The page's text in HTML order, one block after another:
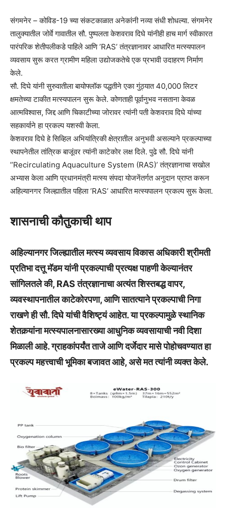
संगमनेर – कोविड-19 च्या संकटकाळात अनेकांनी नव्या संधी शोधल्या. संगमनेर
तालुक्यातील जोर्वे गावातील सौ. पुष्पलता केशवराव दिघे यांनीही हाच मार्ग स्वीकारत
पारंपरिक शेतीपलीकडे पाहिले आणि ’RAS’ तंत्रज्ञानावर आधारित मत्स्यपालन
व्यवसाय सुरू करत ग्रामीण महिला उद्योजकतेचे एक प्रभावी उदाहरण निर्माण
केले.
सौ. दिघे यांनी सुरुवातीला बायोफ्लॉक पद्धतीने एका गुंठ्यात 40,000 लिटर
क्षमतेच्या टाकीत मत्स्यपालन सुरू केले. कोणताही पूर्वानुभव नसताना केवळ
आत्मविश्‍वास, जिद्द आणि चिकाटीच्या जोरावर त्यांनी पती केशवराव दिघे यांच्या
सहकार्याने हा प्रकल्प यशस्वी केला.
केशवराव दिघे हे सिव्हिल अभियांत्रिकी क्षेत्रातील अनुभवी असल्याने प्रकल्पाच्या
स्थापनेतील तांत्रिक बाजूंवर त्यांनी काटेकोर लक्ष दिले. पुढे सौ. दिघे यांनी
’’Recirculating Aquaculture System (RAS)’ तंत्रज्ञानाचा सखोल
अभ्यास केला आणि प्रधानमंत्री मत्स्य संपदा योजनेंतर्गत अनुदान प्राप्त करून
अहिल्यानगर जिल्ह्यातील पहिला ’RAS’ आधारित मत्स्यपालन प्रकल्प सुरू केला.
शासनाची कौतुकाची थाप
अहिल्यानगर जिल्ह्यातील मत्स्य व्यवसाय विकास अधिकारी श्रीमती
प्रतिभा दत्तू मॅडम यांनी प्रकल्पाची प्रत्यक्ष पाहणी केल्यानंतर
सांगिलतले की, RAS तंत्रज्ञानाचा अत्यंत शिस्तबद्ध वापर,
व्यवस्थापनातील काटेकोरपणा, आणि सातत्याने प्रकल्पाची निगा
राखणे ही सौ. दिघे यांची वैशिष्ट्यं आहेत. या प्रकल्पामुळे स्थानिक
शेतकर्‍यांना मत्स्यपालनासारख्या आधुनिक व्यवसायाची नवी दिशा
मिळाली आहे. ग्राहकांपर्यंत ताजे आणि दर्जेदार मासे पोहोचवण्यात हा
प्रकल्प महत्त्वाची भूमिका बजावत आहे, असे मत त्यांनी व्यक्त केले.